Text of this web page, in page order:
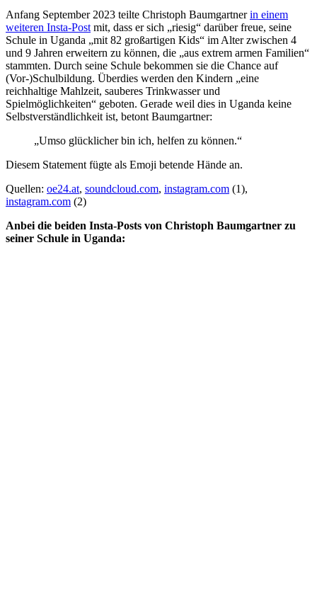
Anfang September 2023 teilte Christoph Baumgartnerin einem
weiteren Insta-Post mit, dass er sich „riesig“ darüber freue, seine
Schule in Uganda „mit 82 großartigen Kids“ im Alter zwischen 4
und 9 Jahren erweitern zu können, die „aus extrem armen Familien“
stammten. Durch seine Schule bekommen sie die Chance auf
(Vor-)Schulbildung. Überdies werden den Kindern „eine
reichhaltige Mahlzeit, sauberes Trinkwasser und
Spielmöglichkeiten“ geboten. Gerade weil dies in Uganda keine
Selbstverständlichkeit ist, betont Baumgartner:
„Umso glücklicher bin ich, helfen zu können.“
Diesem Statement fügte als Emoji betende Hände an.
Quellen: oe24.at, soundcloud.com, instagram.com (1),
instagram.com (2)
Anbei die beiden Insta-Posts von Christoph Baumgartner zu
seiner Schule in Uganda: